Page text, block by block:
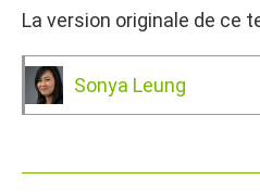
La version originale de ce
Sonya Leung